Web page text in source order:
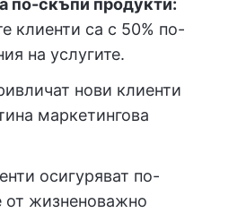
по-скъпи продукти:
клиенти са с 50% по-
на услугите.
нови клиенти
маркетингова
осигуряват по-
от жизненоважно